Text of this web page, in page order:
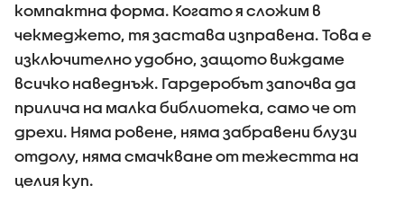
компактна форма. Когато я сложим в
чекмеджето, тя застава изправена. Това е
изключително удобно, защото виждаме
всичко наведнъж. Гардеробът започва да
прилича на малка библиотека, само че от
дрехи. Няма ровене, няма забравени блузи
отдолу, няма смачкване от тежестта на
целия куп.